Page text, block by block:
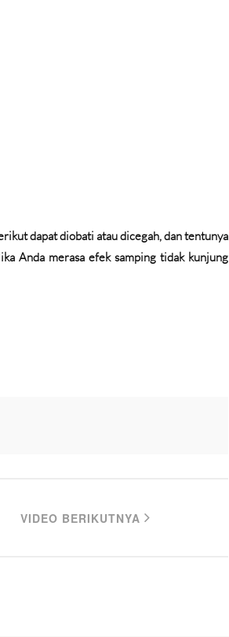
dapat diobati atau dicegah, dan tentunya
Anda merasa efek samping tidak kunjung
VIDEO BERIKUTNYA